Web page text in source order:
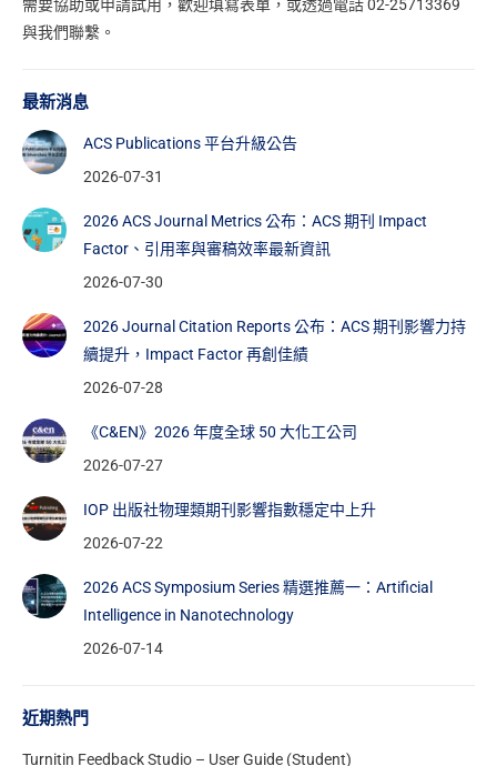
需要協助或申請試用， 歡迎填寫表單 ，或透過電話 02-25713369
與我們聯繫。
最新消息
ACS Publications 平台升級公告
2026-07-31
2026 ACS Journal Metrics 公布：ACS 期刊 Impact
Factor、引用率與審稿效率最新資訊
2026-07-30
2026 Journal Citation Reports 公布：ACS 期刊影響力持
續提升，Impact Factor 再創佳績
2026-07-28
《C&EN》2026 年度全球 50 大化工公司
2026-07-27
IOP 出版社物理類期刊影響指數穩定中上升
2026-07-22
2026 ACS Symposium Series 精選推薦一：Artificial
Intelligence in Nanotechnology
2026-07-14
近期熱門
Turnitin Feedback Studio – User Guide (Student)